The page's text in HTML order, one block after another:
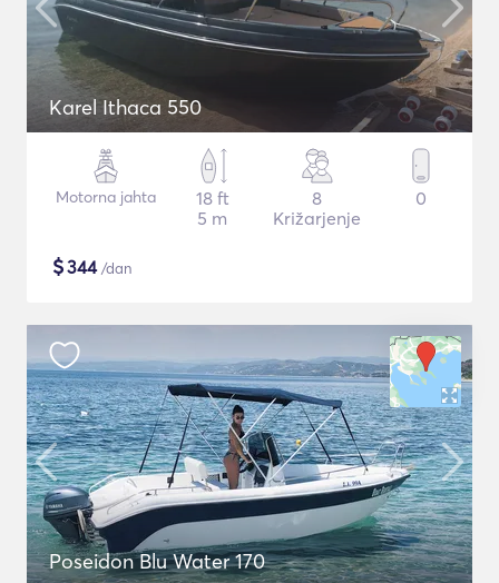
Karel Ithaca 550
Motorna jahta
18 ft
5 m
8
Križarjenje
0
$344/dan
Poseidon Blu Water 170